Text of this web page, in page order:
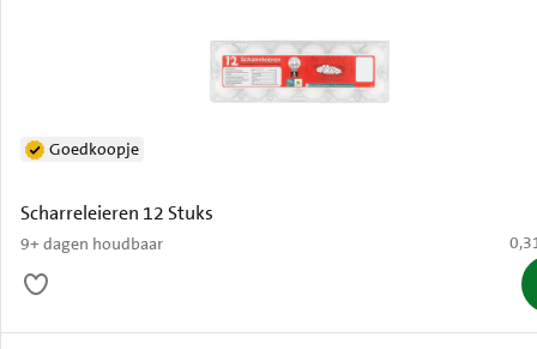
Scharreleieren 12 Stuks
9+ dagen houdbaar
Goedkoopje
€